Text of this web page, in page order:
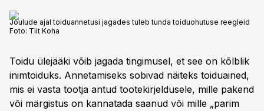
Jõulude ajal toiduannetusi jagades tuleb tunda toiduohutuse reegleid
Foto: Tiit Koha
Toidu ülejääki võib jagada tingimusel, et see on kõlblik
inimtoiduks. Annetamiseks sobivad näiteks toiduained,
mis ei vasta tootja antud tootekirjeldusele, mille pakend
või märgistus on kannatada saanud või mille „parim